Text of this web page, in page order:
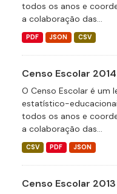
todos os anos e
a colaboração das...
PDF JSON CSV
Censo Escolar 2014
O Censo Escolar é um
estatístico-
todos os anos e
a colaboração das...
CSV PDF JSON
Censo Escolar 2013